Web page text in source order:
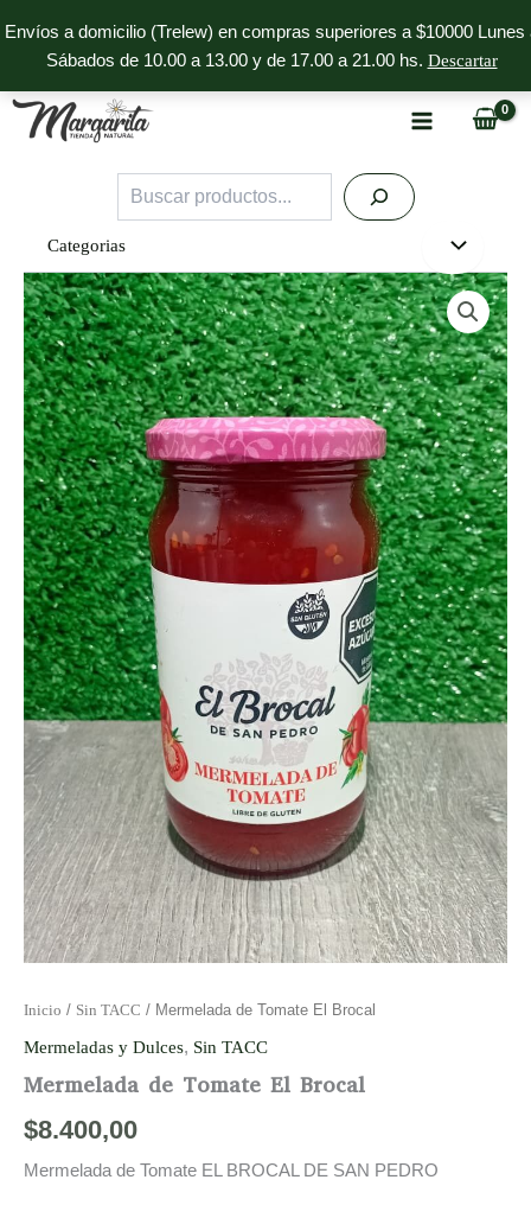
Envíos a domicilio (Trelew) en compras superiores a $10000 Lunes
Sábados de 10.00 a 13.00 y de 17.00 a 21.00 hs. Descartar
al
contenido
Buscar
Categorias
Inicio / Sin TACC / Mermelada de Tomate El Brocal
Mermeladas y Dulces, Sin TACC
Mermelada de Tomate El Brocal
$8.400,00
Mermelada de Tomate EL BROCAL DE SAN PEDRO
Mermelada
de
Tomate
El
Brocal
cantidad